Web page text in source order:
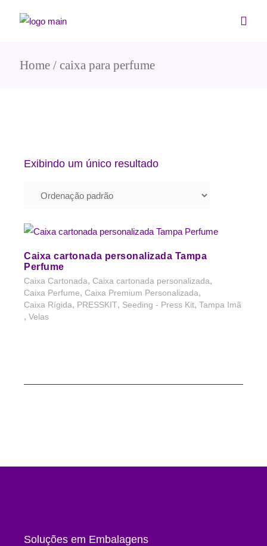
Home caixa para perfume
Exibindo um único resultado
Caixa cartonada personalizada Tampa
Perfume
Caixa Cartonada, Caixa cartonada personalizada,
Caixa Perfume, Caixa Premium Personalizada,
Caixa Rígida, PRESSKIT, Seeding - Press Kit,Tampa Imã
,Velas
Soluções em Embalagens